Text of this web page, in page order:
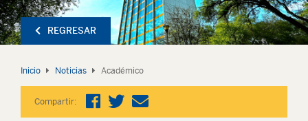
REGRESAR
Inicio Noticias Académico
Compartir: